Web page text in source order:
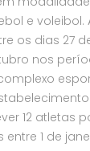
e voleibol.
os dias 27
nos
12 atletas
entre 1 de